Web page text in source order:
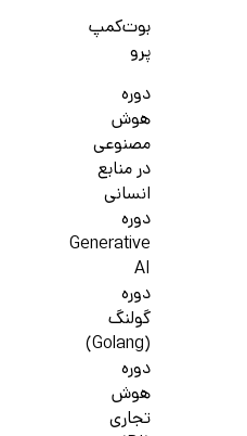
بوت‌کمپ
پرو
دوره
هوش
مصنوعی
در منابع
انسانی
دوره
Generative
AI
دوره
گولنگ
(Golang)
دوره
هوش
تجاری